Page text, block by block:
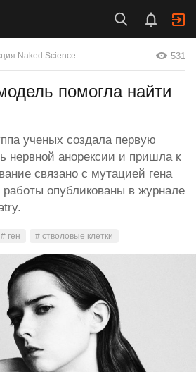
Naked Science 531
помогла найти
ученых создала первую
нервной анорексии и пришла к
связано с мутацией гена
работы опубликованы в журнале
# ген # стволовые клетки